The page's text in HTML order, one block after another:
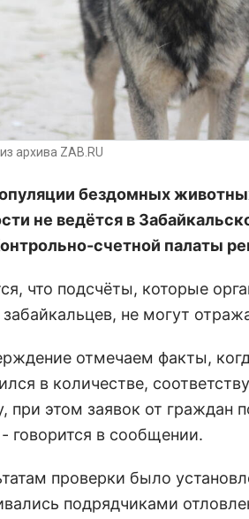
архива ZAB.RU
бездомных
не ведётся в
счетной палаты
что подсчёты, которые
забайкальцев, не могут
отмечаем факты,
в количестве,
при этом заявок от граждан
говорится в сообщении.
проверки было
подрядчиками